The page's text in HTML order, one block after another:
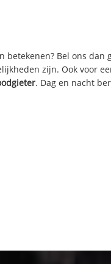
betekenen? Bel ons dan
zijn. Ook voor
. Dag en nacht